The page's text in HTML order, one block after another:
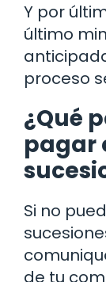
Y por
último
proceso
¿Qué
pagar
Si no
de tu